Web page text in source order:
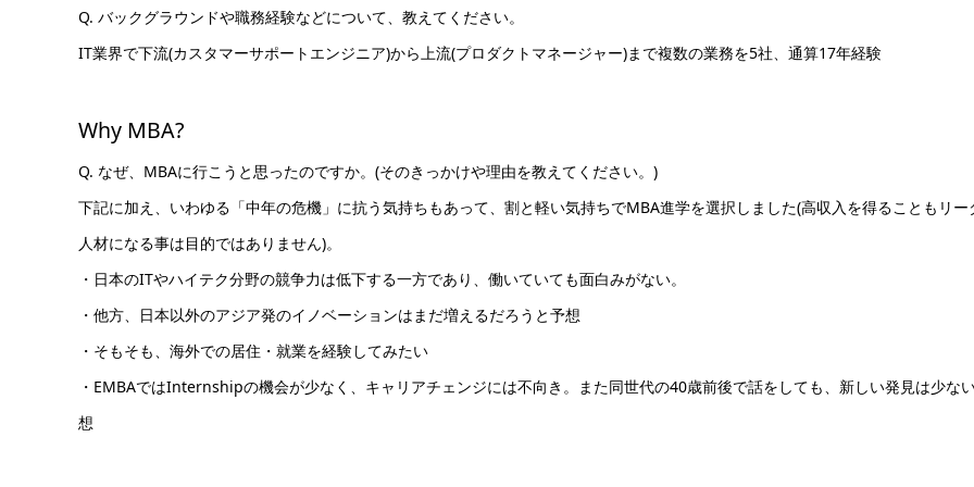
Q. バックグラウンドや職務経験などについて、教えてください。
IT業界で下流(カスタマーサポートエンジニア)から上流(プロダクトマネージャー)まで複数の業務を5社、通算17年経験
Why MBA?
Q. なぜ、MBAに行こうと思ったのですか。(そのきっかけや理由を教えてください。)
下記に加え、いわゆる「中年の危機」に抗う気持ちもあって、割と軽い気持ちでMBA進学を選択しました(高収入を得ることもリー
人材になる事は目的ではありません)。
・日本のITやハイテク分野の競争力は低下する一方であり、働いていても面白みがない。
・他方、日本以外のアジア発のイノベーションはまだ増えるだろうと予想
・そもそも、海外での居住・就業を経験してみたい
・EMBAではInternshipの機会が少なく、キャリアチェンジには不向き。また同世代の40歳前後で話をしても、新しい発見は少な
想